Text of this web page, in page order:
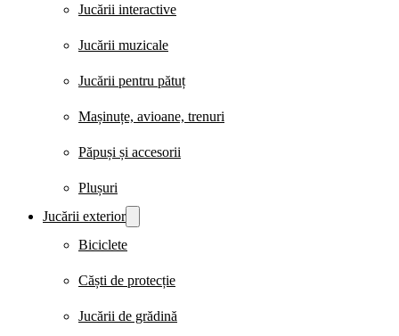
Jucării interactive
Jucării muzicale
Jucării pentru pătuț
Mașinuțe, avioane, trenuri
Păpuși și accesorii
Plușuri
Jucării exterior
Biciclete
Căști de protecție
Jucării de grădină